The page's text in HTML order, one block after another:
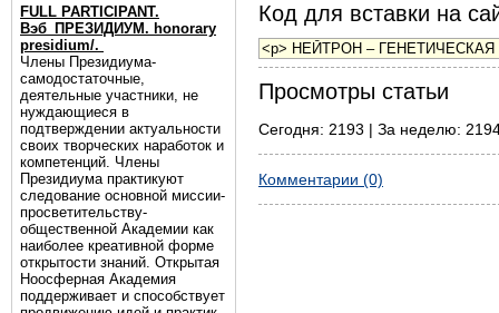
FULL PARTICIPANT.
Вэб_ПРЕЗИДИУМ. honorary
presidium/.
Члены Президиума-
самодостаточные,
деятельные участники, не
нуждающиеся в
подтверждении актуальности
своих творческих наработок и
компетенций. Члены
Президиума практикуют
следование основной миссии-
просветительству-
общественной Академии как
наиболее креативной форме
открытости знаний. Открытая
Ноосферная Академия
поддерживает и способствует
Код для вставки на
Просмотры статьи
Сегодня: 2193 | За неделю:
Комментарии (0)